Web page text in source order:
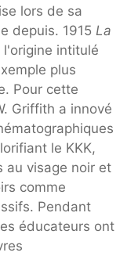
lors de sa
depuis. 1915 La
l'origine intitulé
plus
Pour cette
Griffith a innové
le KKK,
au visage noir et
comme
Pendant
éducateurs ont